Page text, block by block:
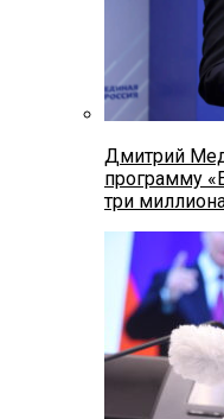
Дмитрий
программу
три